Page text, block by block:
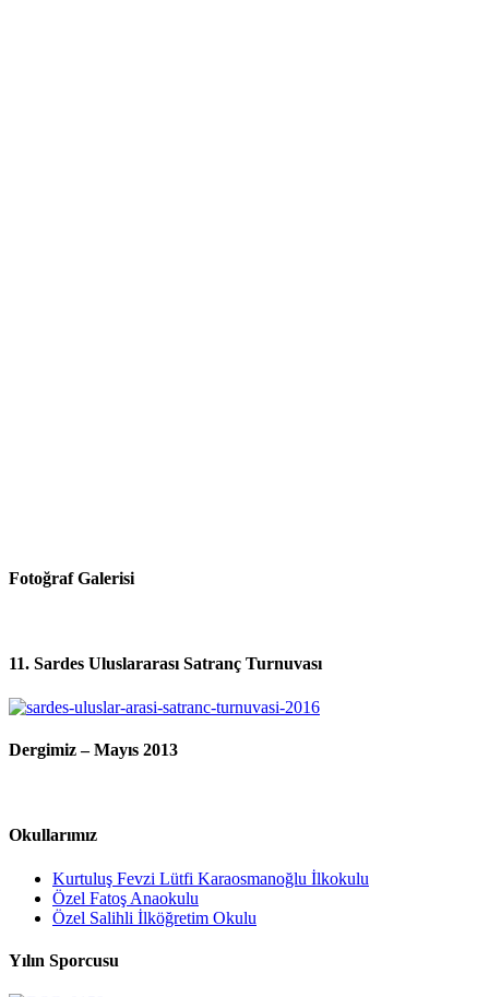
Fotoğraf Galerisi
11. Sardes Uluslararası Satranç Turnuvası
Dergimiz – Mayıs 2013
Okullarımız
Kurtuluş Fevzi Lütfi Karaosmanoğlu İlkokulu
Özel Fatoş Anaokulu
Özel Salihli İlköğretim Okulu
Yılın Sporcusu